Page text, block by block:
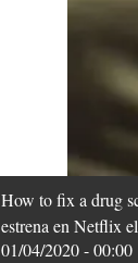
How to fix a drug
estrena en Netflix
01/04/2020 - 00:00